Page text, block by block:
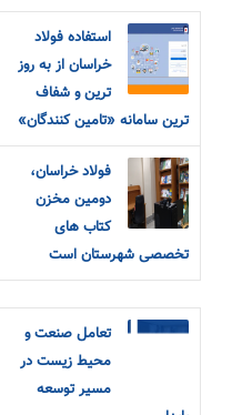
استفاده فولاد
خراسان از به روز
ترین و شفاف
ترین سامانه «تامین کنندگان»
فولاد خراسان،
دومین مخزن
کتاب های
تخصصی شهرستان است
تعامل صنعت و
محیط زیست در
مسیر توسعه